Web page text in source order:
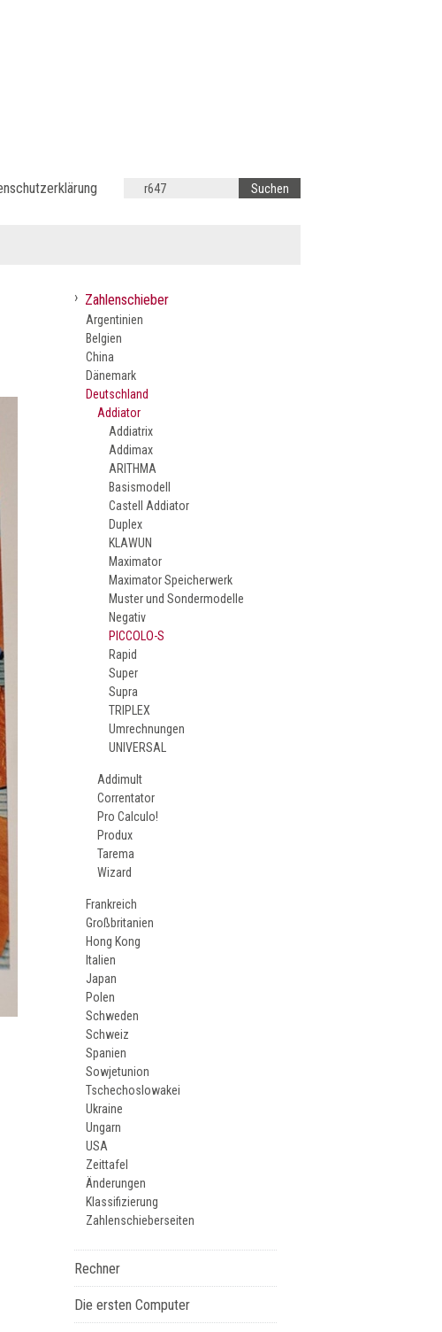
› Zahlenschieber
Argentinien
Belgien
China
Dänemark
Deutschland
Addiator
Addiatrix
Addimax
ARITHMA
Basismodell
Castell Addiator
Duplex
KLAWUN
Maximator
Maximator Speicherwerk
Muster und Sondermodelle
Negativ
PICCOLO-S
Rapid
Super
Supra
TRIPLEX
Umrechnungen
UNIVERSAL
Addimult
Correntator
Pro Calculo!
Produx
Tarema
Wizard
Frankreich
Großbritanien
Hong Kong
Italien
Japan
Polen
Schweden
Schweiz
Spanien
Sowjetunion
Tschechoslowakei
Ukraine
Ungarn
USA
Zeittafel
Änderungen
Klassifizierung
Zahlenschieberseiten
Rechner
Die ersten Computer